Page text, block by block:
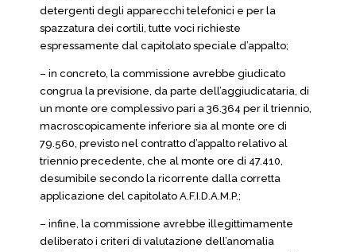
detergenti degli apparecchi telefonici e per la
spazzatura dei cortili, tutte voci richieste
espressamente dal capitolato speciale d’appalto;
– in concreto, la commissione avrebbe giudicato
congrua la previsione, da parte dell’aggiudicataria, di
un monte ore complessivo pari a 36.364 per il triennio,
macroscopicamente inferiore sia al monte ore di
79.560, previsto nel contratto d’appalto relativo al
triennio precedente, che al monte ore di 47.410,
desumibile secondo la ricorrente dalla corretta
applicazione del capitolato A.F.I.D.A.M.P.;
– infine, la commissione avrebbe illegittimamente
deliberato i criteri di valutazione dell’anomalia